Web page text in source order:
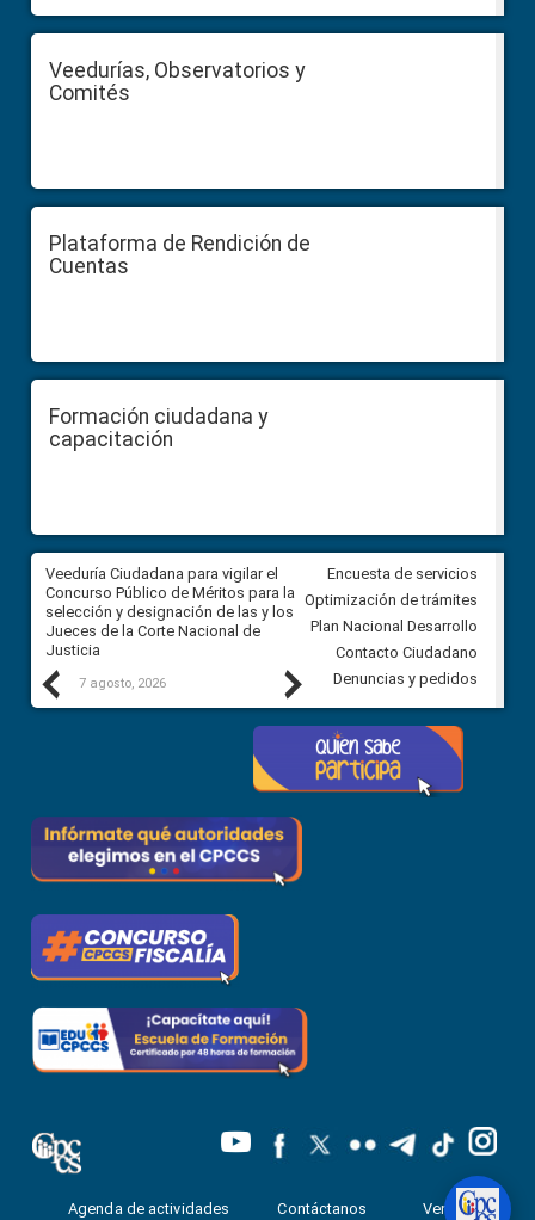
Veedurías, Observatorios y
Comités
Plataforma de Rendición de
Cuentas
Formación ciudadana y
capacitación
Previous
Veeduría Ciudadana para vigilar el
Concurso Público de Méritos para la
selección y designación de las y los
Jueces de la Corte Nacional de
Justicia
7 agosto, 2026
Veeduría para realizar el
seguimiento de la gestión
Autónomo Descentralizado
parroquial rural de Calacalí
6 agosto, 2026
Next
Encuesta de servicios
Optimización de trámites
Plan Nacional Desarrollo
Contacto Ciudadano
Denuncias y pedidos
Agenda de actividades Contáctanos Ventanilla